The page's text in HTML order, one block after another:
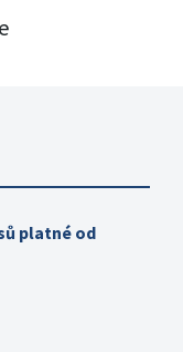
platné od